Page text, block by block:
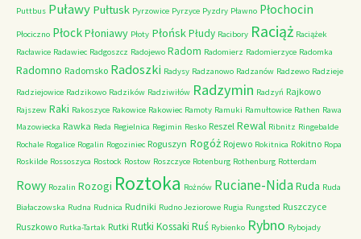
Puttbus Puławy Pułtusk Pyrzowice Pyrzyce Pyzdry Pławno Płochocin
Płociczno PłockPłoniawy Płoty PłońskPłudy Racibory Raciąż Raciążek
Racławice Radawiec Radgoszcz Radojewo Radom Radomierz Radomierzyce Radomka
Radomno Radomsko Radoszki Radysy Radzanowo Radzanów Radzewo Radzieje
Radziejowice Radzikowo Radzików Radziwiłów Radzymin Radzyń Rajkowo
Rajszew Raki Rakoszyce Rakowice Rakowiec Ramoty Ramuki Ramułtowice Rathen Rawa
Mazowiecka Rawka Reda Regielnica Regimin Resko Reszel Rewal Ribnitz Ringebalde
Rochale Rogalice Rogalin Rogoziniec Roguszyn Rogóż Rojewo Rokitnica Rokitno Ropa
Roskilde Rossoszyca Rostock Rostow Roszczyce Rotenburg Rothenburg Rotterdam
Rowy Rozalin Rozogi Roztoka Rożnów Ruciane-NidaRuda Ruda
Białaczowska Rudna Rudnica Rudniki Rudno Jeziorowe Rugia Rungsted Ruszczyce
Ruszkowo Rutka-Tartak Rutki Rutki Kossaki Ruś Rybienko Rybno Rybojady